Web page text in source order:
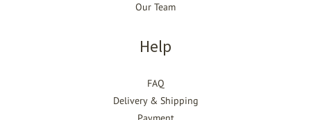
Our Team
Help
FAQ
Delivery & Shipping